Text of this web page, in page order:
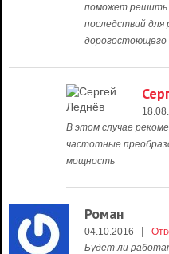
поможет решить
последствий
дорогостоющего
В этом случае
частотные
мощность
Роман
04.10.2016 |
Будет ли